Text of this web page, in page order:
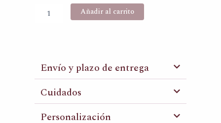
Añadir al carrito
Envío y plazo de entrega
Cuidados
Personalización